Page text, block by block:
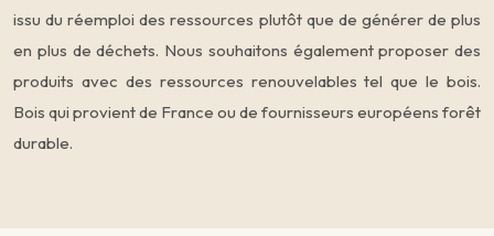
issu du réemploi des ressources plutôt que de générer de plus
en plus de déchets. Nous souhaitons également proposer des
produits avec des ressources renouvelables tel que le bois.
Bois qui provient de France ou de fournisseurs européens forêt
durable.